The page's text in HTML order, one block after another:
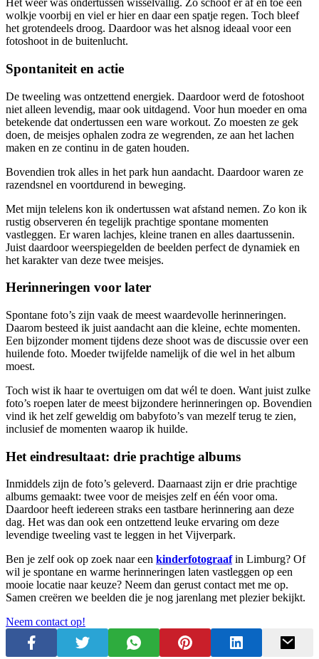
Het weer was ondertussen wisselvallig. Zo schoof er af en toe een
wolkje voorbij en viel er hier en daar een spatje regen. Toch bleef
het grotendeels droog. Daardoor was het alsnog ideaal voor een
fotoshoot in de buitenlucht.
Spontaniteit en actie
De tweeling was ontzettend energiek. Daardoor werd de fotoshoot
niet alleen levendig, maar ook uitdagend. Voor hun moeder en oma
betekende dat ondertussen een ware workout. Zo moesten ze gek
doen, de meisjes ophalen zodra ze wegrenden, ze aan het lachen
maken en ze continu in de gaten houden.
Bovendien trok alles in het park hun aandacht. Daardoor waren ze
razendsnel en voortdurend in beweging.
Met mijn telelens kon ik ondertussen wat afstand nemen. Zo kon ik
rustig observeren én tegelijk prachtige spontane momenten
vastleggen. Er waren lachjes, kleine tranen en alles daartussenin.
Juist daardoor weerspiegelden de beelden perfect de dynamiek en
het karakter van deze twee meisjes.
Herinneringen voor later
Spontane foto’s zijn vaak de meest waardevolle herinneringen.
Daarom besteed ik juist aandacht aan die kleine, echte momenten.
Een bijzonder moment tijdens deze shoot was de discussie over een
huilende foto. Moeder twijfelde namelijk of die wel in het album
moest.
Toch wist ik haar te overtuigen om dat wél te doen. Want juist zulke
foto’s roepen later de meest bijzondere herinneringen op. Bovendien
vind ik het zelf geweldig om babyfoto’s van mezelf terug te zien,
inclusief de momenten waarop ik huilde.
Het eindresultaat: drie prachtige albums
Inmiddels zijn de foto’s geleverd. Daarnaast zijn er drie prachtige
albums gemaakt: twee voor de meisjes zelf en één voor oma.
Daardoor heeft iedereen straks een tastbare herinnering aan deze
dag. Het was dan ook een ontzettend leuke ervaring om deze
levendige tweeling vast te leggen in het Vijverpark.
Ben je zelf ook op zoek naar een kinderfotograafin Limburg? Of
wil je spontane en warme herinneringen laten vastleggen op een
mooie locatie naar keuze? Neem dan gerust contact met me op.
Samen creëren we beelden die je nog jarenlang met plezier bekijkt.
Neem contact op!